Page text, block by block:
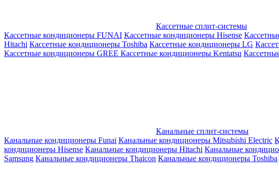
Кассетные сплит-системы
Кассетные кондиционеры FUNAI Кассетные кондиционеры Hisense
Hitachi Кассетные кондиционеры Toshiba Кассетные кондиционеры LG
Кассетные кондиционеры GREE Кассетные кондиционеры Kentatsu
Канальные сплит-системы
Канальные кондиционеры Funai Канальные кондиционеры Mitsubishi Electric
кондиционеры Hisense Канальные кондиционеры Hitachi Канальные
Samsung Канальные кондиционеры Thaicon Канальные кондиционеры Toshiba